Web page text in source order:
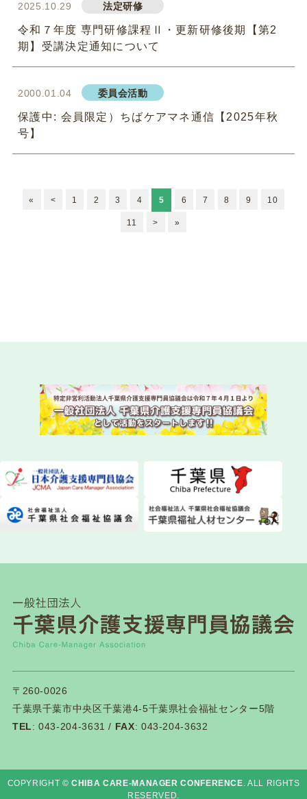
2025.10.29 法定研修
令和７年度 専門研修課程Ⅱ・更新研修後期【第2
期】受講決定通知について
2000.01.04 委員会活動
保護中: 会員限定）ちばケアマネ通信【2025年秋
号】
« < 1 2 3 4 5 6 7 8 9 10
11 > »
〒260-0026
千葉県千葉市中央区千葉港4-5千葉県社会福祉センター5階
TEL: 043-204-3631 / FAX: 043-204-3632
COPYRIGHT ©CHIBA CARE-MANAGER CONFERENCE. ALL RIGHTS
RESERVED.